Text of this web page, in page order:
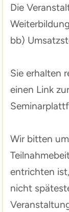
Die
bb)
Sie erhalten
einen Link
Wir bitten
entrichten
nicht